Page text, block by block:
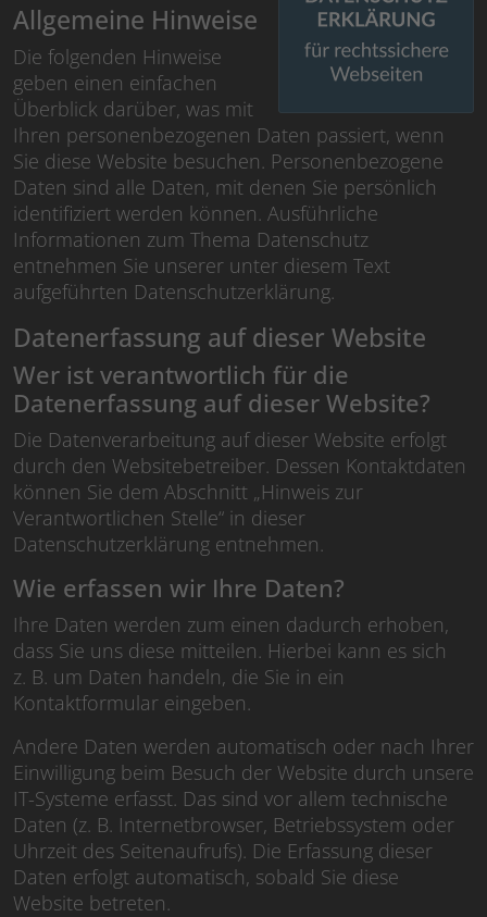
Allgemeine Hinweise
Die folgenden Hinweise
geben einen einfachen
Überblick darüber, was mit
Ihren personenbezogenen Daten passiert, wenn
Sie diese Website besuchen. Personenbezogene
Daten sind alle Daten, mit denen Sie persönlich
identifiziert werden können. Ausführliche
Informationen zum Thema Datenschutz
entnehmen Sie unserer unter diesem Text
aufgeführten Datenschutzerklärung.
Datenerfassung auf dieser Website
Wer ist verantwortlich für die
Datenerfassung auf dieser Website?
Die Datenverarbeitung auf dieser Website erfolgt
durch den Websitebetreiber. Dessen Kontaktdaten
können Sie dem Abschnitt „Hinweis zur
Verantwortlichen Stelle“ in dieser
Datenschutzerklärung entnehmen.
Wie erfassen wir Ihre Daten?
Ihre Daten werden zum einen dadurch erhoben,
dass Sie uns diese mitteilen. Hierbei kann es sich
z. B. um Daten handeln, die Sie in ein
Kontaktformular eingeben.
Andere Daten werden automatisch oder nach Ihrer
Einwilligung beim Besuch der Website durch unsere
IT-Systeme erfasst. Das sind vor allem technische
Daten (z. B. Internetbrowser, Betriebssystem oder
Uhrzeit des Seitenaufrufs). Die Erfassung dieser
Daten erfolgt automatisch, sobald Sie diese
Website betreten.